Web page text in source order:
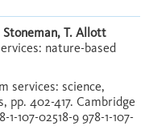
Stoneman, T. Allott
nature-based
services: science,
pp. 402-417. Cambridge
107-02518-9 978-1-107-